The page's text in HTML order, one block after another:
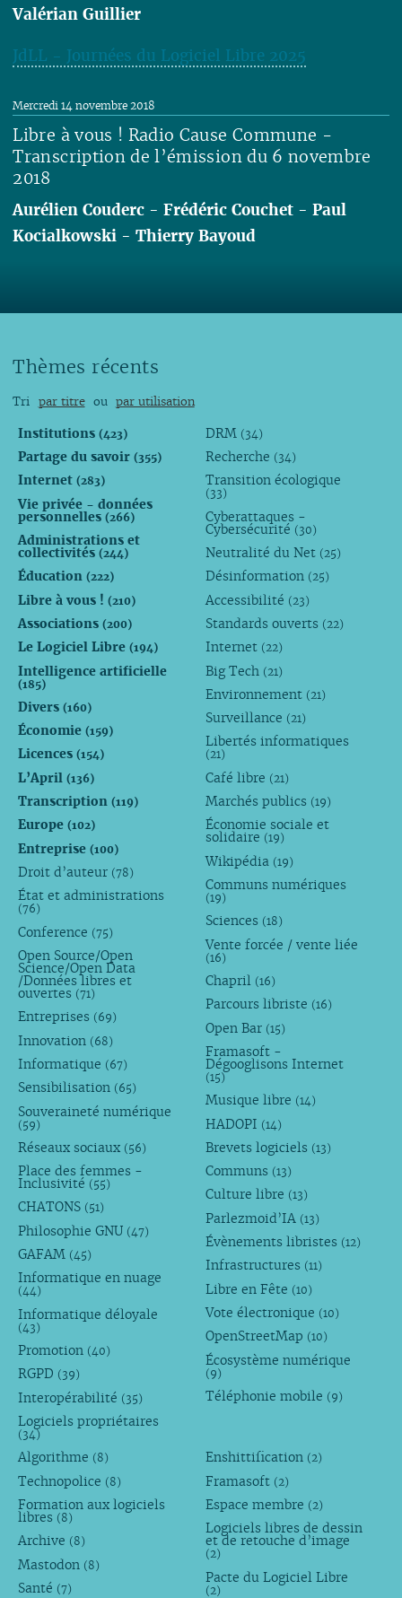
Valérian Guillier
JdLL - Journées du Logiciel Libre 2025
Lire
Libre à vous ! Radio Cause Commune -
Transcription de l’émission du 6 novembre
2018
Mercredi 14 novembre 2018
Aurélien Couderc -Frédéric Couchet -Paul
Kocialkowski -Thierry Bayoud
Thèmes récents
Tri par titre ou par utilisation
Institutions (423)
Partage du savoir (355)
Internet (283)
Vie privée - données
personnelles (266)
Administrations et
collectivités (244)
Éducation (222)
Libre à vous ! (210)
Associations (200)
Le Logiciel Libre (194)
Intelligence artificielle
(185)
Divers (160)
Économie (159)
Licences (154)
L’April (136)
Transcription (119)
Europe (102)
Entreprise (100)
Droit d’auteur (78)
État et administrations
(76)
Conference (75)
Open Source/Open
Science/Open Data
/Données libres et
ouvertes (71)
Entreprises (69)
Innovation (68)
Informatique (67)
Sensibilisation (65)
Souveraineté numérique
(59)
Réseaux sociaux (56)
Place des femmes -
Inclusivité (55)
CHATONS (51)
Philosophie GNU (47)
GAFAM (45)
Informatique en nuage
(44)
Informatique déloyale
(43)
Promotion (40)
RGPD (39)
Interopérabilité (35)
Logiciels propriétaires
(34)
DRM (34)
Recherche (34)
Transition écologique
(33)
Cyberattaques -
Cybersécurité (30)
Neutralité du Net (25)
Désinformation (25)
Accessibilité (23)
Standards ouverts (22)
Internet (22)
Big Tech (21)
Environnement (21)
Surveillance (21)
Libertés informatiques
(21)
Café libre (21)
Marchés publics (19)
Économie sociale et
solidaire (19)
Wikipédia (19)
Communs numériques
(19)
Sciences (18)
Vente forcée / vente liée
(16)
Chapril (16)
Parcours libriste (16)
Open Bar (15)
Framasoft -
Dégooglisons Internet
(15)
Musique libre (14)
HADOPI (14)
Brevets logiciels (13)
Communs (13)
Culture libre (13)
Parlezmoid’IA (13)
Évènements libristes (12)
Infrastructures (11)
Libre en Fête (10)
Vote électronique (10)
OpenStreetMap (10)
Écosystème numérique
(9)
Téléphonie mobile (9)
Algorithme (8)
Technopolice (8)
Formation aux logiciels
libres (8)
Archive (8)
Mastodon (8)
Santé (7)
Enshittification (2)
Framasoft (2)
Espace membre (2)
Logiciels libres de dessin
et de retouche d’image
(2)
Pacte du Logiciel Libre
(2)